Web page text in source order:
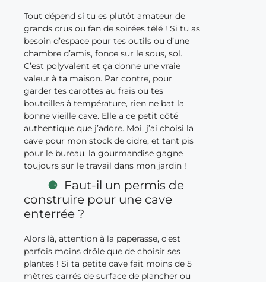
Tout dépend si tu es plutôt amateur de
grands crus ou fan de soirées télé ! Si tu as
besoin d’espace pour tes outils ou d’une
chambre d’amis, fonce sur le sous, sol.
C’est polyvalent et ça donne une vraie
valeur à ta maison. Par contre, pour
garder tes carottes au frais ou tes
bouteilles à température, rien ne bat la
bonne vieille cave. Elle a ce petit côté
authentique que j’adore. Moi, j’ai choisi la
cave pour mon stock de cidre, et tant pis
pour le bureau, la gourmandise gagne
toujours sur le travail dans mon jardin !
Faut-il un permis de
construire pour une cave
enterrée ?
Alors là, attention à la paperasse, c’est
parfois moins drôle que de choisir ses
plantes ! Si ta petite cave fait moins de 5
mètres carrés de surface de plancher ou